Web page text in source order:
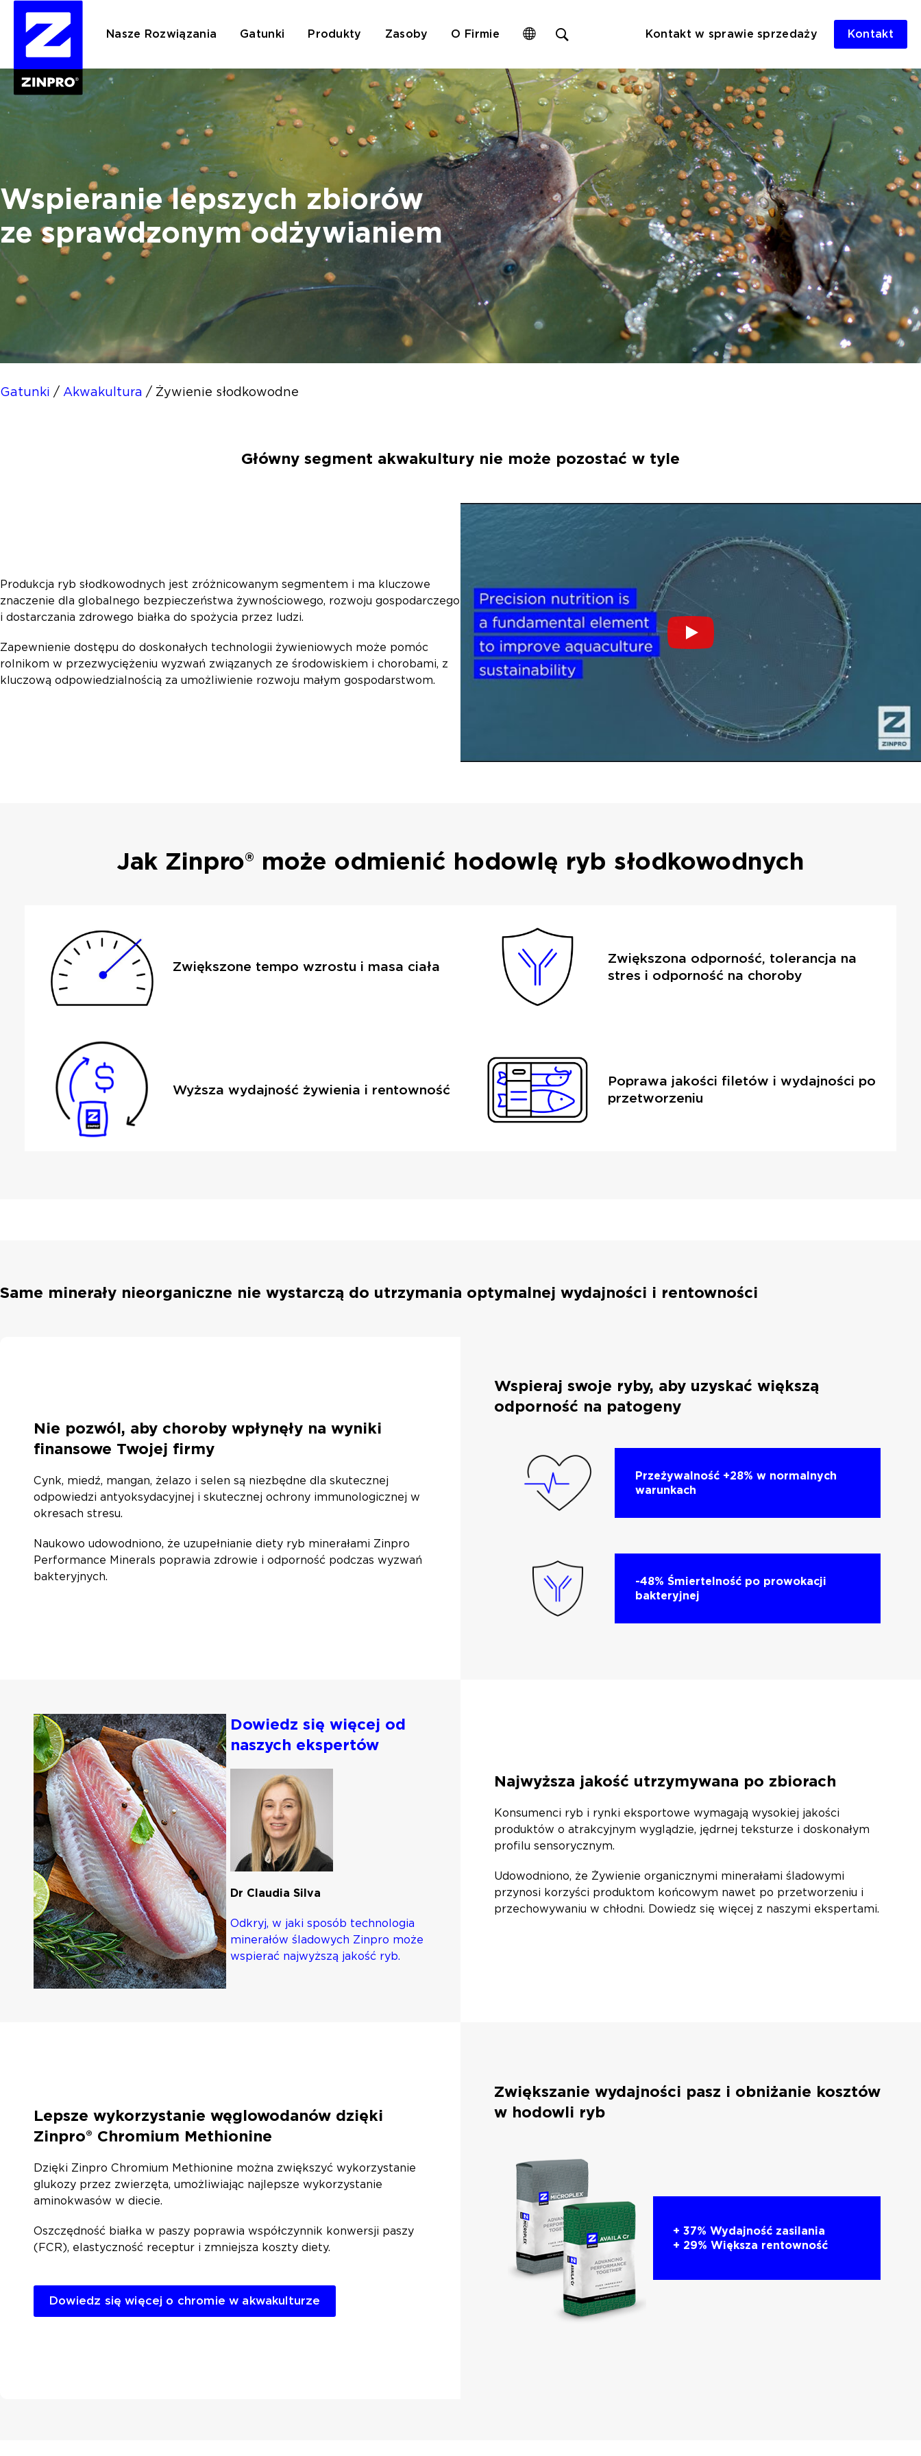
Nasze Rozwiązania Gatunki Produkty Zasoby O Firmie
search
form
Kontakt w sprawie sprzedaży Kontakt
Szukaj:
Wspieranie lepszych zbiorów
ze sprawdzonym odżywianiem
Gatunki / Akwakultura / Żywienie słodkowodne
Główny segment akwakultury nie może pozostać w tyle
Produkcja ryb słodkowodnych jest zróżnicowanym segmentem i ma kluczowe
znaczenie dla globalnego bezpieczeństwa żywnościowego, rozwoju gospodarczego
i dostarczania zdrowego białka do spożycia przez ludzi.
Zapewnienie dostępu do doskonałych technologii żywieniowych może pomóc
rolnikom w przezwyciężeniu wyzwań związanych ze środowiskiem i chorobami, z
kluczową odpowiedzialnością za umożliwienie rozwoju małym gospodarstwom.
Jak Zinpro® może odmienić hodowlę ryb słodkowodnych
Zwiększone tempo wzrostu i masa ciała
Zwiększona odporność, tolerancja na
stres i odporność na choroby
Wyższa wydajność żywienia i rentowność
Poprawa jakości filetów i wydajności po
przetworzeniu
Same minerały nieorganiczne nie wystarczą do utrzymania optymalnej wydajności i rentowności
Nie pozwól, aby choroby wpłynęły na wyniki
finansowe Twojej firmy
Cynk, miedź, mangan, żelazo i selen są niezbędne dla skutecznej
odpowiedzi antyoksydacyjnej i skutecznej ochrony immunologicznej w
okresach stresu.
Naukowo udowodniono, że uzupełnianie diety ryb minerałami Zinpro
Performance Minerals poprawia zdrowie i odporność podczas wyzwań
bakteryjnych.
Wspieraj swoje ryby, aby uzyskać większą
odporność na patogeny
Przeżywalność +28% w normalnych
warunkach
-48% Śmiertelność po prowokacji
bakteryjnej
Dowiedz się więcej od
naszych ekspertów
Dr Claudia Silva
Odkryj, w jaki sposób technologia
minerałów śladowych Zinpro może
wspierać najwyższą jakość ryb.
Najwyższa jakość utrzymywana po zbiorach
Konsumenci ryb i rynki eksportowe wymagają wysokiej jakości
produktów o atrakcyjnym wyglądzie, jędrnej teksturze i doskonałym
profilu sensorycznym.
Udowodniono, że Żywienie organicznymi minerałami śladowymi
przynosi korzyści produktom końcowym nawet po przetworzeniu i
przechowywaniu w chłodni. Dowiedz się więcej z naszymi ekspertami.
Lepsze wykorzystanie węglowodanów dzięki
Zinpro® Chromium Methionine
Dzięki Zinpro Chromium Methionine można zwiększyć wykorzystanie
glukozy przez zwierzęta, umożliwiając najlepsze wykorzystanie
aminokwasów w diecie.
Oszczędność białka w paszy poprawia współczynnik konwersji paszy
(FCR), elastyczność receptur i zmniejsza koszty diety.
Dowiedz się więcej o chromie w akwakulturze
Zwiększanie wydajności pasz i obniżanie kosztów
w hodowli ryb
+ 37% Wydajność zasilania
+ 29% Większa rentowność